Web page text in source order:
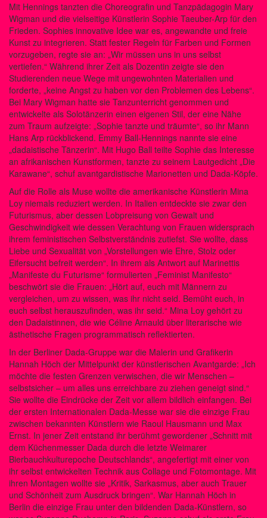
Mit Hennings tanzten die Choreografin und Tanzpädagogin Mary
Wigman und die vielseitige Künstlerin Sophie Taeuber-Arp für den
Frieden. Sophies innovative Idee war es, angewandte und freie
Kunst zu integrieren. Statt fester Regeln für Farben und Formen
vorzugeben, regte sie an: „Wir müssen uns in uns selbst
vertiefen.“ Während ihrer Zeit als Dozentin zeigte sie den
Studierenden neue Wege mit ungewohnten Materialien und
forderte, „keine Angst zu haben vor den Problemen des Lebens“.
Bei Mary Wigman hatte sie Tanzunterricht genommen und
entwickelte als Solotänzerin einen eigenen Stil, der eine Nähe
zum Traum aufzeigte: „Sophie tanzte und träumte“, so ihr Mann
Hans Arp rückblickend. Emmy Ball-Hennings nannte sie eine
„dadaistische Tänzerin“. Mit Hugo Ball teilte Sophie das Interesse
an afrikanischen Kunstformen, tanzte zu seinem Lautgedicht „Die
Karawane“, schuf avantgardistische Marionetten und Dada-Köpfe.
Auf die Rolle als Muse wollte die amerikanische Künstlerin Mina
Loy niemals reduziert werden. In Italien entdeckte sie zwar den
Futurismus, aber dessen Lobpreisung von Gewalt und
Geschwindigkeit wie dessen Verachtung von Frauen widersprach
ihrem feministischen Selbstverständnis zutiefst. Sie wollte, dass
Liebe und Sexualität von „Vorstellungen wie Ehre, Stolz oder
Eifersucht befreit werden“. In ihrem als Antwort auf Marinettis
„Manifeste du Futurisme“ formulierten „Feminist Manifesto“
beschwört sie die Frauen: „Hört auf, euch mit Männern zu
vergleichen, um zu wissen, was ihr nicht seid. Bemüht euch, in
euch selbst herauszufinden, was ihr seid.“ Mina Loy gehört zu
den Dadaistinnen, die wie Céline Arnauld über literarische wie
ästhetische Fragen programmatisch reflektierten.
In der Berliner Dada-Gruppe war die Malerin und Grafikerin
Hannah Höch der Mittelpunkt der künstlerischen Avantgarde: „Ich
möchte die festen Grenzen verwischen, die wir Menschen –
selbstsicher – um alles uns erreichbare zu ziehen geneigt sind.“
Sie wollte die Eindrücke der Zeit vor allem bildlich einfangen. Bei
der ersten Internationalen Dada-Messe war sie die einzige Frau
zwischen bekannten Künstlern wie Raoul Hausmann und Max
Ernst. In jener Zeit entstand ihr berühmt gewordener „Schnitt mit
dem Küchenmesser Dada durch die letzte Weimarer
Bierbauchkulturepoche Deutschlands“, angefertigt mit einer von
ihr selbst entwickelten Technik aus Collage und Fotomontage. Mit
ihren Montagen wollte sie „Kritik, Sarkasmus, aber auch Trauer
und Schönheit zum Ausdruck bringen“. War Hannah Höch in
Berlin die einzige Frau unter den bildenden Dada-Künstlern, so